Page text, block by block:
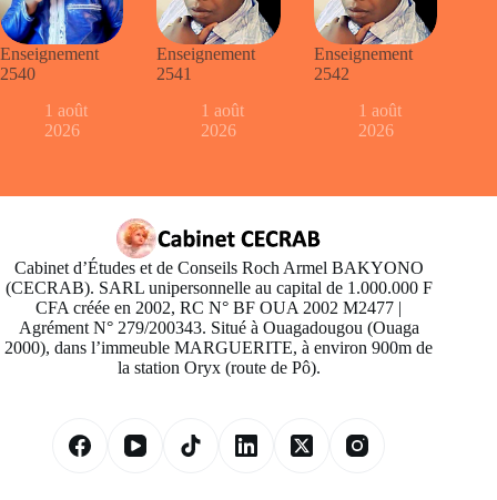
Enseignement
2540
1 août
2026
Enseignement
2541
1 août
2026
Enseignement
2542
1 août
2026
Cabinet d’Études et de Conseils Roch Armel BAKYONO
(CECRAB). SARL unipersonnelle au capital de 1.000.000 F
CFA créée en 2002, RC N° BF OUA 2002 M2477 |
Agrément N° 279/200343. Situé à Ouagadougou (Ouaga
2000), dans l’immeuble MARGUERITE, à environ 900m de
la station Oryx (route de Pô).